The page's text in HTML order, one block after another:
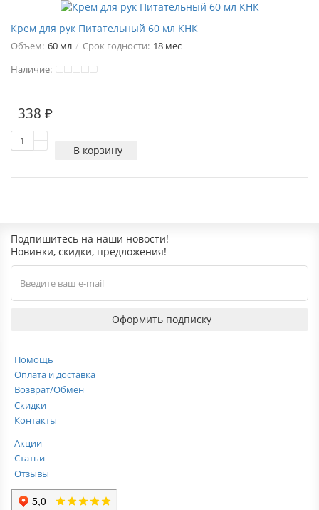
Крем для рук Питательный 60 мл КНК
Объем: 60 мл Срок годности: 18 мес
Наличие:
338 ₽
В корзину
Подпишитесь на наши новости!
Новинки, скидки, предложения!
Оформить подписку
Помощь
Оплата и доставка
Возврат/Обмен
Скидки
Контакты
Акции
Статьи
Отзывы